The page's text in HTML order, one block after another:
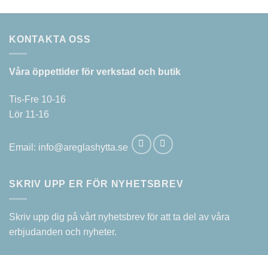
kan
KONTAKTA OSS
Våra öppettider för verkstad och butik
Tis-Fre 10-16
Lör 11-16
Email: info@areglashytta.se
SKRIV UPP ER FÖR NYHETSBREV
Skriv upp dig på vårt nyhetsbrev för att ta del av våra
erbjudanden och nyheter.